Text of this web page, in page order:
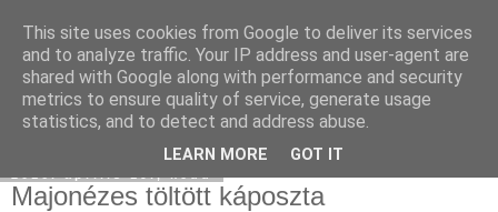
Moha Konyha
Majonézes töltött káposzta
This site uses cookies from Google to deliver its services
and to analyze traffic. Your IP address and user-agent are
shared with Google along with performance and security
metrics to ensure quality of service, generate usage
statistics, and to detect and address abuse.
LEARN MORE GOT IT